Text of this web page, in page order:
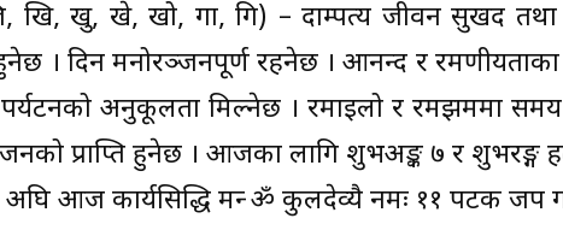
खु, खे, खो, गा, गि) – दाम्पत्य जीवन सुखद तथा
। दिन मनोरञ्जनपूर्ण रहनेछ । आनन्द र
अनुकूलता मिल्नेछ । रमाइलो र रमझममा
प्राप्ति हुनेछ । आजका लागि शुभअङ्क ७ र शुभरङ्ग
अघि आज कार्यसिद्धि मन्त्र ॐ कुलदेव्यै नमः ११ पटक